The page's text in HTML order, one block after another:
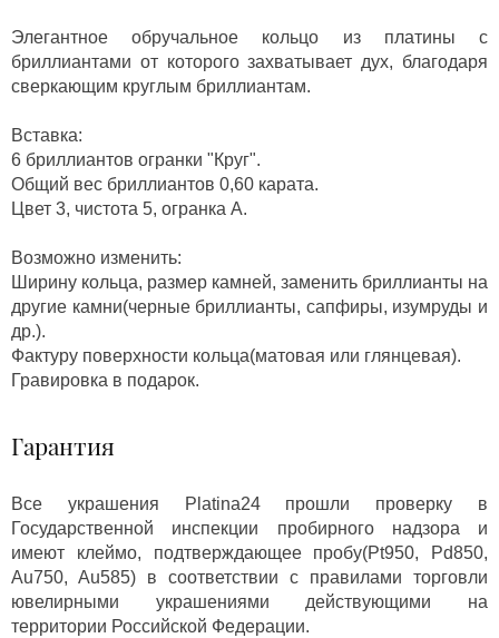
Элегантное обручальное кольцо из платины с
бриллиантами от которого захватывает дух, благодаря
сверкающим круглым бриллиантам.
Вставка:
6 бриллиантов огранки "Круг".
Общий вес бриллиантов 0,60 карата.
Цвет 3, чистота 5, огранка А.
Возможно изменить:
Ширину кольца, размер камней, заменить бриллианты на
другие камни(черные бриллианты, сапфиры, изумруды и
др.).
Фактуру поверхности кольца(матовая или глянцевая).
Гравировка в подарок.
Гарантия
Все украшения Platina24 прошли проверку в
Государственной инспекции пробирного надзора и
имеют клеймо, подтверждающее пробу(Pt950, Pd850,
Au750, Au585) в соответствии с правилами торговли
ювелирными украшениями действующими на
территории Российской Федерации.